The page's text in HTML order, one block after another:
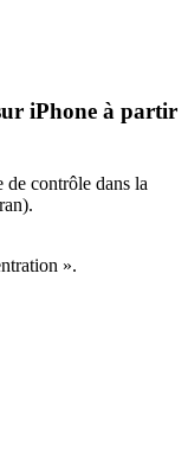
iPhone à partir
contrôle dans la
».